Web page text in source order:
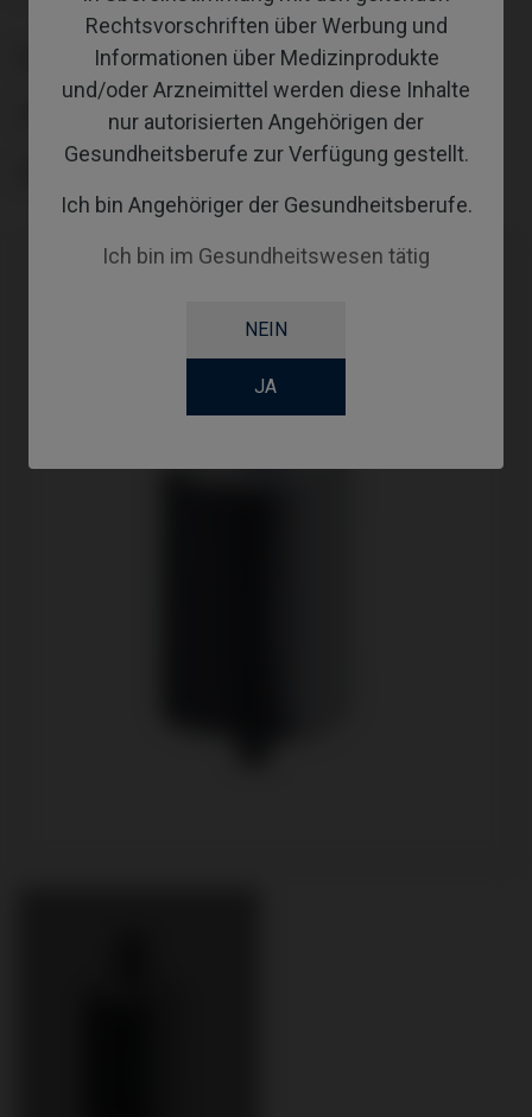
Rechtsvorschriften über Werbung und
Informationen über Medizinprodukte
und/oder Arzneimittel werden diese Inhalte
nur autorisierten Angehörigen der
Gesundheitsberufe zur Verfügung gestellt.
Ich bin Angehöriger der Gesundheitsberufe.
Ich bin im Gesundheitswesen tätig
NEIN
JA
PLATTFORM